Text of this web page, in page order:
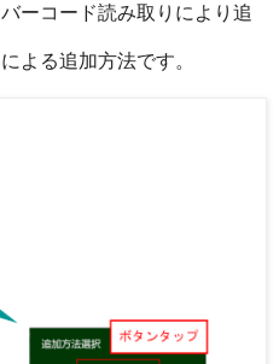
ーコード読み取りにより追
よる追加方法です。